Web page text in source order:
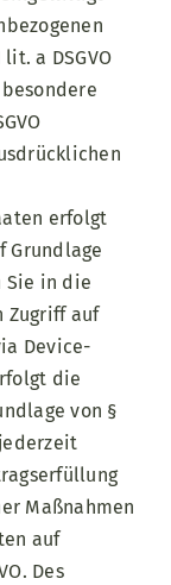
a DSGVO
besondere
erfolgt
Grundlage
Sie in die
Zugriff auf
Device-
die
von §
Maßnahmen
auf
Des